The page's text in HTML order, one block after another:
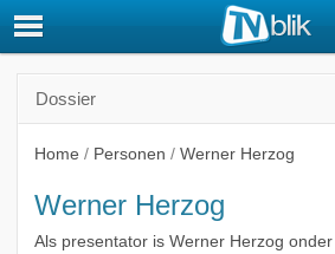
Dossier
Home / Personen / Werner Herzog
Werner Herzog
Als presentator is Werner Herzog